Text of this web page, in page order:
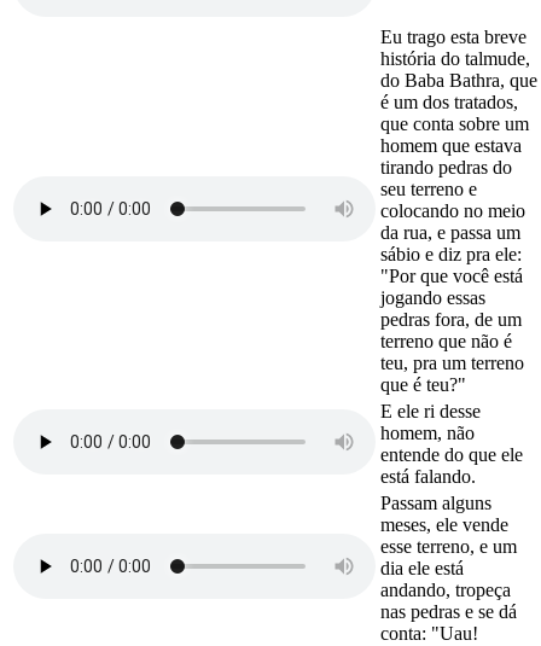
Eu trago esta breve
história do talmude,
do Baba Bathra, que
é um dos tratados,
que conta sobre um
homem que estava
tirando pedras do
seu terreno e
colocando no meio
da rua, e passa um
sábio e diz pra ele:
"Por que você está
jogando essas
pedras fora, de um
terreno que não é
teu, pra um terreno
que é teu?"
E ele ri desse
homem, não
entende do que ele
está falando.
Passam alguns
meses, ele vende
esse terreno, e um
dia ele está
andando, tropeça
nas pedras e se dá
conta: "Uau!